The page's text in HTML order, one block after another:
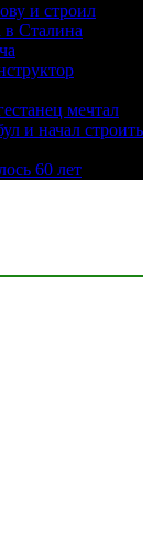
и строил
в Сталина
мечтал
и начал строить
60 лет